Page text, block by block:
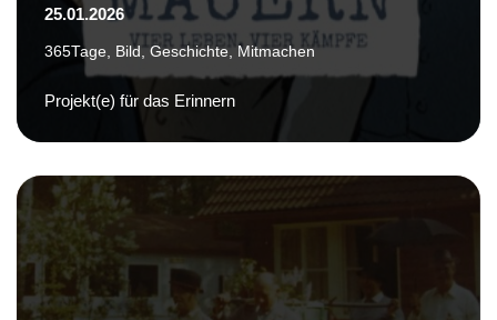
25.01.2026
365Tage Bild ,Geschichte, Mitmachen
Projekt(e) für das Erinnern